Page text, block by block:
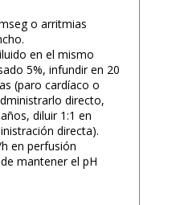
o arritmias
en el mismo
5%, infundir en 20
(paro cardíaco o
directo,
diluir 1:1 en
directa).
en perfusión
mantener el pH